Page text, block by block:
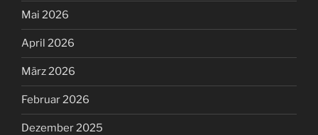
Mai 2026
April 2026
März 2026
Februar 2026
Dezember 2025